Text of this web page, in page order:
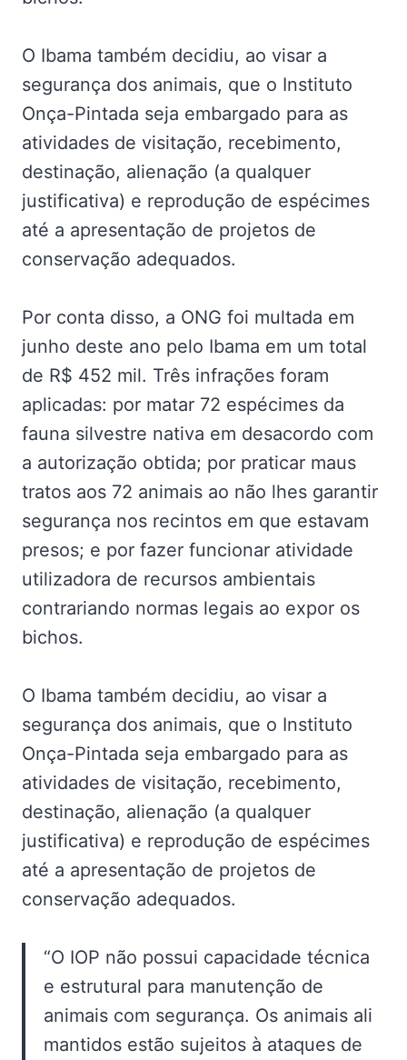
O Ibama também decidiu, ao visar a
segurança dos animais, que o Instituto
Onça-Pintada seja embargado para as
atividades de visitação, recebimento,
destinação, alienação (a qualquer
justificativa) e reprodução de espécimes
até a apresentação de projetos de
conservação adequados.
Por conta disso, a ONG foi multada em
junho deste ano pelo Ibama em um total
de R$ 452 mil. Três infrações foram
aplicadas: por matar 72 espécimes da
fauna silvestre nativa em desacordo com
a autorização obtida; por praticar maus
tratos aos 72 animais ao não lhes garantir
segurança nos recintos em que estavam
presos; e por fazer funcionar atividade
utilizadora de recursos ambientais
contrariando normas legais ao expor os
bichos.
O Ibama também decidiu, ao visar a
segurança dos animais, que o Instituto
Onça-Pintada seja embargado para as
atividades de visitação, recebimento,
destinação, alienação (a qualquer
justificativa) e reprodução de espécimes
até a apresentação de projetos de
conservação adequados.
“O IOP não possui capacidade técnica
e estrutural para manutenção de
animais com segurança. Os animais ali
mantidos estão sujeitos à ataques de